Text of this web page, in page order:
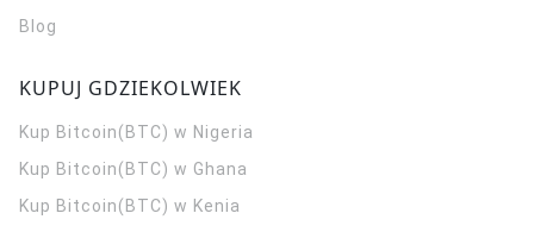
Blog
KUPUJ GDZIEKOLWIEK
Kup Bitcoin(BTC) w Nigeria
Kup Bitcoin(BTC) w Ghana
Kup Bitcoin(BTC) w Kenia